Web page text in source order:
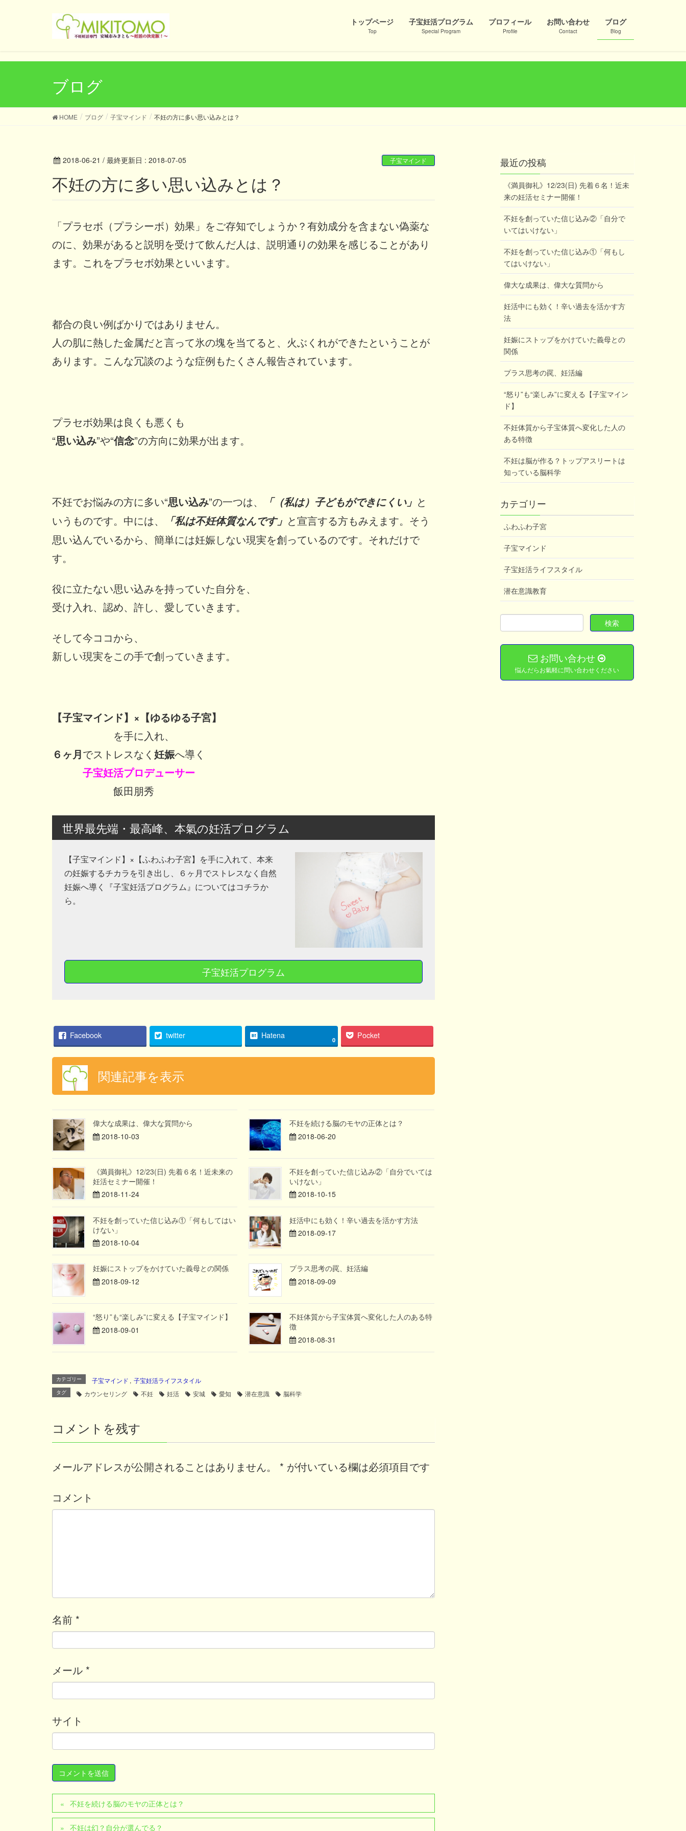
トップページ
Top
子宝妊活プログラム
Special Program
プロフィール
Profile
お問い合わせ
Contact
ブログ
Blog
ブログ
HOME ブログ 子宝マインド 不妊の方に多い思い込みとは？
2018-06-21 / 最終更新日 : 2018-07-05 子宝マインド
不妊の方に多い思い込みとは？
「プラセボ（プラシーボ）効果」をご存知でしょうか？有効成分を含まない偽薬な
のに、効果があると説明を受けて飲んだ人は、説明通りの効果を感じることがあり
ます。これをプラセボ効果といいます。
都合の良い例ばかりではありません。
人の肌に熱した金属だと言って氷の塊を当てると、火ぶくれができたということが
あります。こんな冗談のような症例もたくさん報告されています。
プラセボ効果は良くも悪くも
“思い込み”や“信念”の方向に効果が出ます。
不妊でお悩みの方に多い“思い込み”の一つは、 「（私は）子どもができにくい」 と
いうものです。中には、
「私は不妊体質なんです」 と宣言する方もみえます。そう
思い込んでいるから、簡単には妊娠しない現実を創っているのです。それだけで
す。
役に立たない思い込みを持っていた自分を、
受け入れ、認め、許し、愛していきます。
そして今ココから、
新しい現実をこの手で創っていきます。
【子宝マインド】×【ゆるゆる子宮】
を手に入れ、
６ヶ月でストレスなく 妊娠へ導く
子宝妊活プロデューサー
飯田朋秀
世界最先端・最高峰、本氣の妊活プログラム
【子宝マインド】×【ふわふわ子宮】を手に入れて、本来
の妊娠するチカラを引き出し、６ヶ月でストレスなく自然
妊娠へ導く『子宝妊活プログラム』についてはコチラか
ら。
子宝妊活プログラム
Facebook twitter Hatena 0 Pocket
関連記事を表示
偉大な成果は、偉大な質問から
2018-10-03
不妊を続ける脳のモヤの正体とは？
2018-06-20
《満員御礼》12/23(日) 先着６名！近未来の
妊活セミナー開催！
2018-11-24
不妊を創っていた信じ込み②「自分でいては
いけない」
2018-10-15
不妊を創っていた信じ込み①「何もしてはい
けない」
2018-10-04
妊活中にも効く！辛い過去を活かす方法
2018-09-17
妊娠にストップをかけていた義母との関係
2018-09-12
プラス思考の罠、妊活編
2018-09-09
“怒り”も“楽しみ”に変える【子宝マインド】
2018-09-01
不妊体質から子宝体質へ変化した人のある特
徴
2018-08-31
カテゴリー 子宝マインド , 子宝妊活ライフスタイル
タグ カウンセリング 不妊 妊活 安城 愛知 潜在意識 脳科学
コメントを残す
メールアドレスが公開されることはありません。 * が付いている欄は必須項目です
コメント
名前 *
メール *
サイト
不妊を続ける脳のモヤの正体とは？
不妊は幻？自分が選んでる？
最近の投稿
《満員御礼》12/23(日) 先着６名！近未
来の妊活セミナー開催！
不妊を創っていた信じ込み②「自分で
いてはいけない」
不妊を創っていた信じ込み①「何もし
てはいけない」
偉大な成果は、偉大な質問から
妊活中にも効く！辛い過去を活かす方
法
妊娠にストップをかけていた義母との
関係
プラス思考の罠、妊活編
“怒り”も“楽しみ”に変える【子宝マイン
ド】
不妊体質から子宝体質へ変化した人の
ある特徴
不妊は脳が作る？トップアスリートは
知っている脳科学
カテゴリー
ふわふわ子宮
子宝マインド
子宝妊活ライフスタイル
潜在意識教育
お問い合わせ
悩んだらお氣軽に問い合わせください